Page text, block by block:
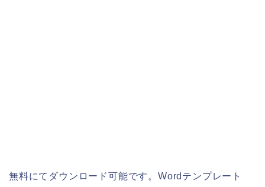
無料にてダウンロード可能です。Wordテンプレート